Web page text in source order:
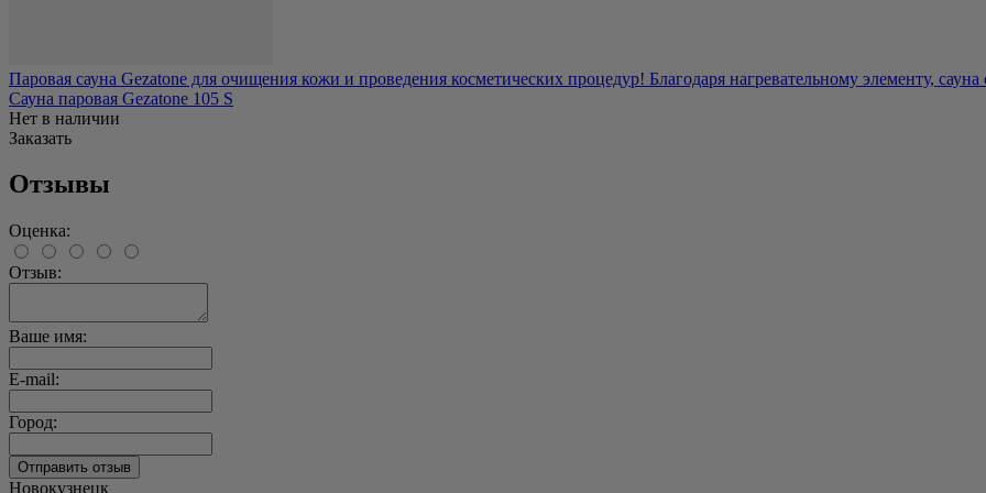
Паровая сауна Gezatone для очищения кожи и проведения косметических процедур! Благодаря нагревательному элементу, сауна
Сауна паровая Gezatone 105 S
Нет в наличии
Заказать
Отзывы
Оценка:
Отзыв:
Ваше имя:
E-mail:
Город:
Новокузнецк